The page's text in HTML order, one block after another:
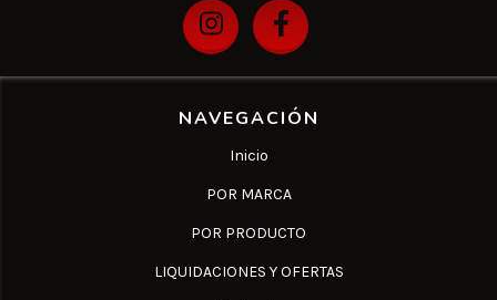
NAVEGACIÓN
Inicio
POR MARCA
POR PRODUCTO
LIQUIDACIONES Y OFERTAS